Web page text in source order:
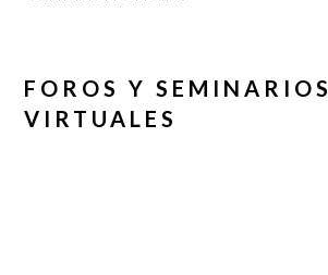
FOROS Y SEMINARIOS
VIRTUALES